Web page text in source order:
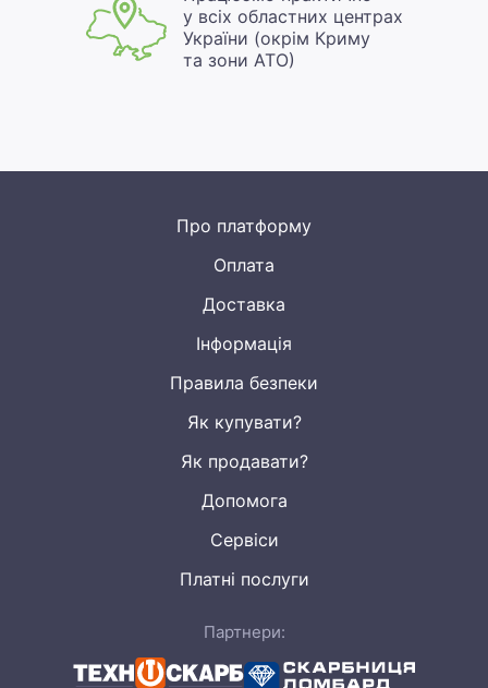
у всіх областних центрах
України (окрім Криму
та зони АТО)
Про платформу
Оплата
Доставка
Інформація
Правила безпеки
Як купувати?
Як продавати?
Допомога
Сервіси
Платні послуги
Партнери: